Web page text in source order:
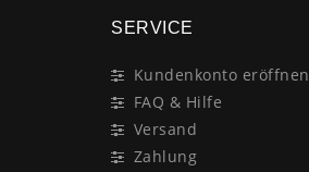
SERVICE
Kundenkonto eröffnen
FAQ & Hilfe
Versand
Zahlung